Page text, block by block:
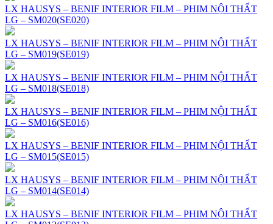
LX HAUSYS – BENIF INTERIOR FILM – PHIM NỘI THẤT
LG – SM020(SE020)
LX HAUSYS – BENIF INTERIOR FILM – PHIM NỘI THẤT
LG – SM019(SE019)
LX HAUSYS – BENIF INTERIOR FILM – PHIM NỘI THẤT
LG – SM018(SE018)
LX HAUSYS – BENIF INTERIOR FILM – PHIM NỘI THẤT
LG – SM016(SE016)
LX HAUSYS – BENIF INTERIOR FILM – PHIM NỘI THẤT
LG – SM015(SE015)
LX HAUSYS – BENIF INTERIOR FILM – PHIM NỘI THẤT
LG – SM014(SE014)
LX HAUSYS – BENIF INTERIOR FILM – PHIM NỘI THẤT